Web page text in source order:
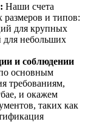
Наши счета
размеров и типов:
для крупных
для небольших
и соблюдении
основным
требованиям,
и окажем
таких как